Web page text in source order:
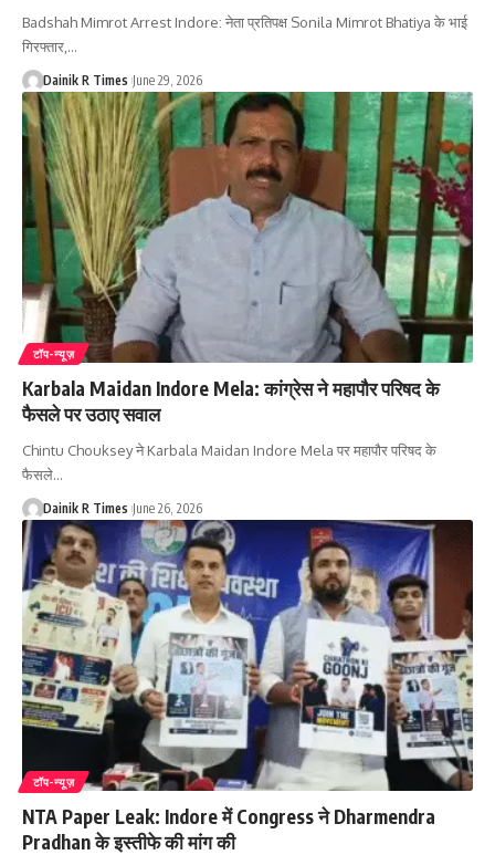
Badshah Mimrot Arrest Indore: नेता प्रतिपक्ष Sonila Mimrot Bhatiya के भाई
गिरफ्तार,…
Dainik R Times June 29, 2026
टॉप-न्यूज़
Karbala Maidan Indore Mela: कांग्रेस ने महापौर परिषद के
फैसले पर उठाए सवाल
Chintu Chouksey ने Karbala Maidan Indore Mela पर महापौर परिषद के
फैसले…
Dainik R Times June 26, 2026
टॉप-न्यूज़
NTA Paper Leak: Indore में Congress ने Dharmendra
Pradhan के इस्तीफे की मांग की